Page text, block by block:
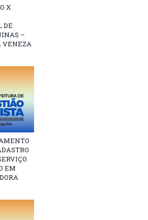
X
DE
–
VENEZA
EM